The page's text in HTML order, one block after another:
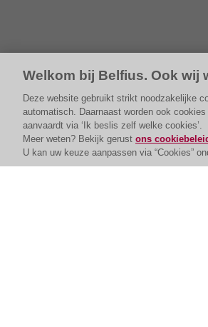
Welkom bij Belfius. Ook wij
Deze website gebruikt strikt noodzakelijke
automatisch. Daarnaast worden ook
aanvaardt via ‘Ik beslis zelf welke cookies’.
Meer weten? Bekijk gerust ons
U kan uw keuze aanpassen via “Cookies”